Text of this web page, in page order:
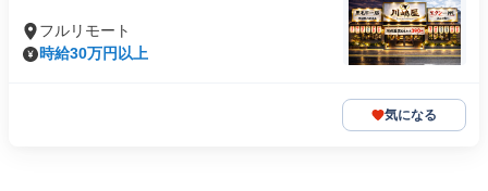
フルリモート
時給30万円以上
気になる